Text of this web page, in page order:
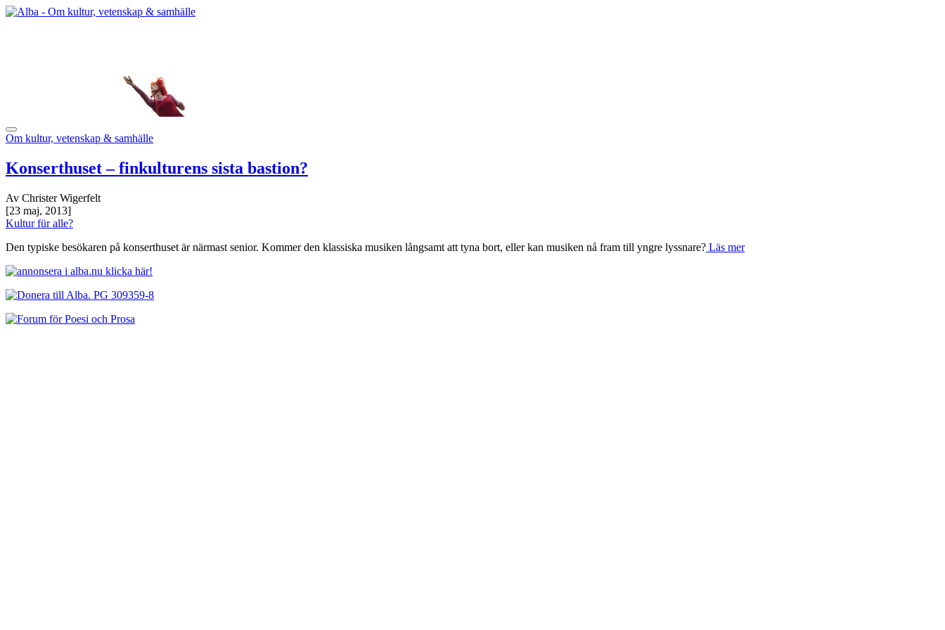
Om kultur, vetenskap & samhälle
Konserthuset – finkulturens sista bastion?
Av Christer Wigerfelt
[23 maj, 2013]
Kultur für alle?
Den typiske besökaren på konserthuset är närmast senior. Kommer den klassiska musiken långsamt att tyna bort, eller kan musiken nå fram till yngre lyssnare? Läs mer